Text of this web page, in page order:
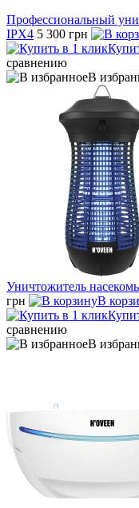
Профессиональный
IPX4 5 300 грн
сравнению
В
Уничтожитель
грн
В
сравнению
В